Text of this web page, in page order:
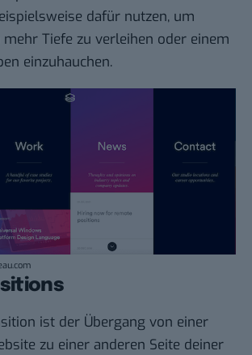
dafür nutzen, um
mehr Tiefe zu verleihen oder einem
einzuhauchen.
ist der Übergang von einer
zu einer anderen Seite deiner